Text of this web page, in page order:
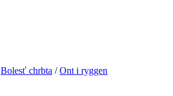
Bolesť chrbta /Ont i ryggen